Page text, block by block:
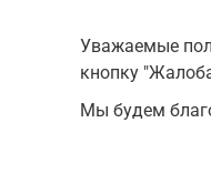
Уважаемые
кнопку
Мы будем